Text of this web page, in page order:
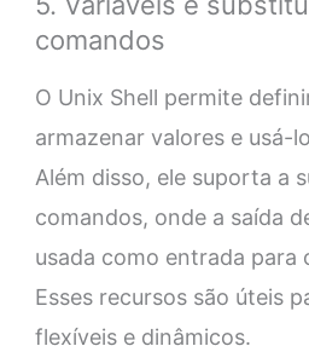
comandos
O Unix Shell permite
armazenar valores e usá-
Além disso, ele suporta a
comandos, onde a saída
usada como entrada para
Esses recursos são úteis
flexíveis e dinâmicos.